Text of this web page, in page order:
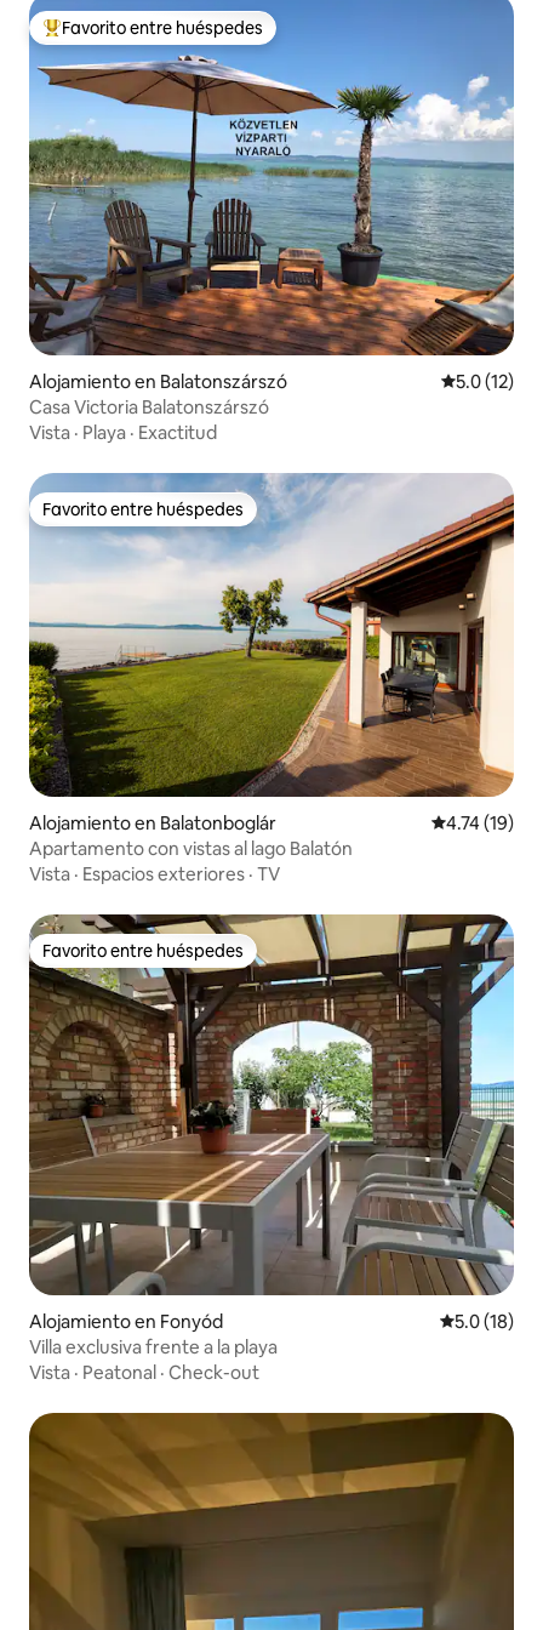
Favorito entre huéspedes preferido
Favorito entre huéspedes
Alojamiento en Balatonszárszó Calificación
5.0 (12)
Casa Victoria Balatonszárszó
Vista · Playa · Exactitud
Favorito entre huéspedes
Favorito entre huéspedes
Alojamiento en Balatonboglár Calificación
4.74 (19)
Apartamento con vistas al lago Balatón
Vista · Espacios exteriores · TV
Favorito entre huéspedes
Favorito entre huéspedes
Alojamiento en Fonyód Calificación
5.0 (18)
Villa exclusiva frente a la playa
Vista · Peatonal · Check-out